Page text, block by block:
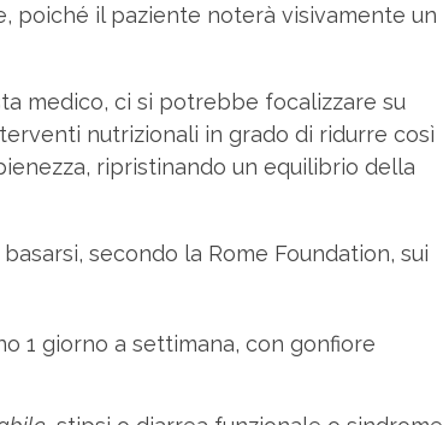
poiché il paziente noterà visivamente un
medico, ci si potrebbe focalizzare su
nutrizionali in grado di ridurre così
ripristinando un equilibrio della
secondo la Rome Foundation, sui
1 giorno a settimana, con gonfiore